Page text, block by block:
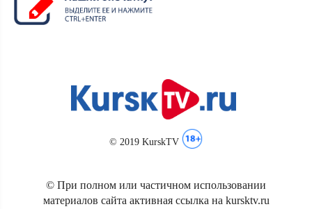
© 2019 KurskTV
© При полном или частичном использовании
материалов сайта активная ссылка на kursktv.ru